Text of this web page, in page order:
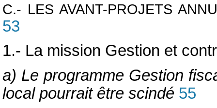
C.- LES AVANT-PROJETS
53
1.- La mission Gestion et
a) Le programme Gestion
local pourrait être scindé 55